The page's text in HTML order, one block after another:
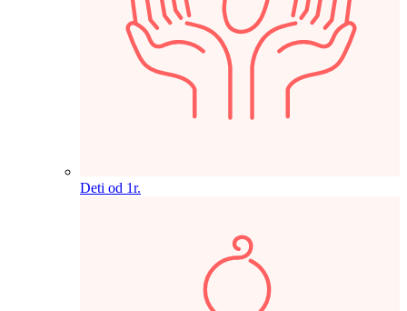
Deti od 1r.